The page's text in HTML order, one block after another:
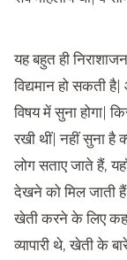
यह बहुत ही
विद्यमान हो सकती
विषय में सुना होगा|
रखी थीं| नहीं सुना है
लोग सताए जाते हैं,
देखने को मिल जाती
खेती करने के लिए
व्यापारी थे, खेती के